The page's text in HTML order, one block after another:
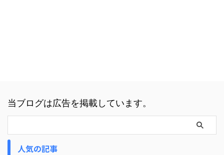
当ブログは広告を掲載しています。
人気の記事